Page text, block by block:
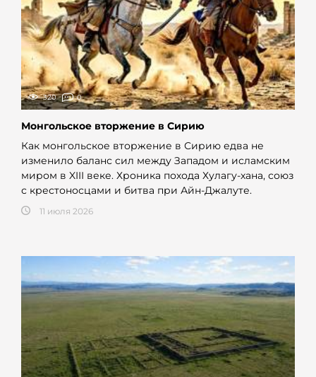
320 0
Монгольское вторжение в Сирию
Как монгольское вторжение в Сирию едва не
изменило баланс сил между Западом и исламским
миром в XIII веке. Хроника похода Хулагу-хана, союз
с крестоносцами и битва при Айн-Джалуте.
11 июля 2026